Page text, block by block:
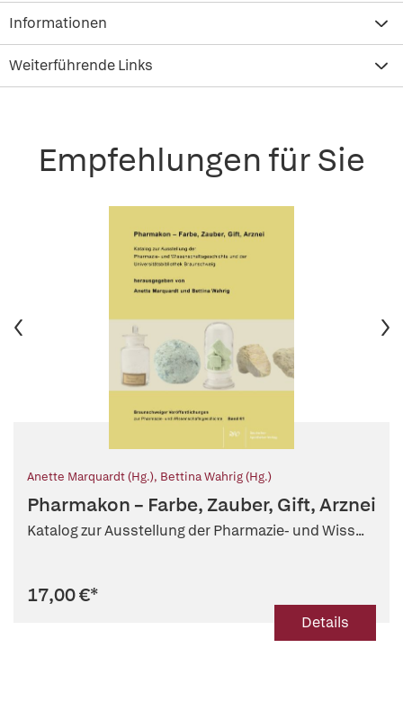
Informationen
Weiterführende Links
Empfehlungen für Sie
Anette Marquardt (Hg.), Bettina Wahrig (Hg.)
Pharmakon – Farbe, Zauber, Gift, Arznei
Katalog zur Ausstellung der Pharmazie- und Wiss...
17,00 €*
Details